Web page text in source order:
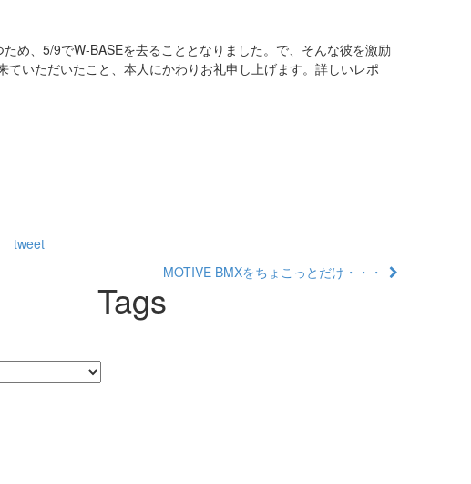
め、5/9でW-BASEを去ることとなりました。で、そんな彼を激励
いただいたこと、本人にかわりお礼申し上げます。詳しいレポ
tweet
MOTIVE BMXをちょこっとだけ・・・
Tags